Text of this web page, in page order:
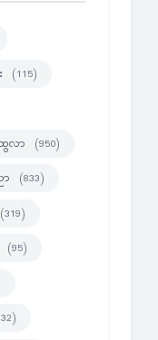
(115)
လာ (950)
(833)
(319)
(95)